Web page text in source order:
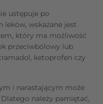
ustępuje po
wskazane jest
który ma możliwość
przeciwbólowy lub
ketoprofen czy
i narastającym może
należy pamiętać,